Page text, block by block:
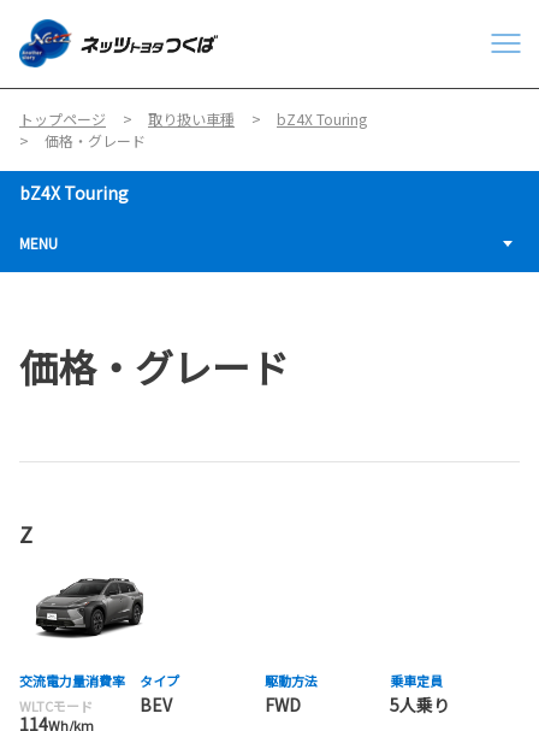
トップページ 取り扱い車種
bZ4X Touring
価格・グレード
bZ4X Touring
MENU
価格・グレード
Z
交流電力量消費率
WLTCモード
114Wh/km
タイプ
BEV
駆動方法
FWD
乗車定員
5人乗り